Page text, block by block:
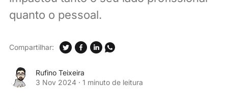
quanto o pessoal.
Rufino Teixeira
3 Nov 2024 · 1 minuto de leitura
Compartilhar: